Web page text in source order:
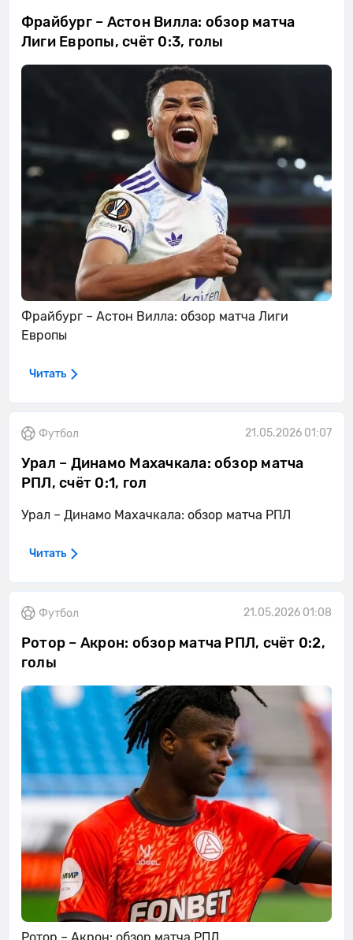
Фрайбург – Астон Вилла: обзор матча
Лиги Европы, счёт 0:3, голы
Фрайбург – Астон Вилла: обзор матча Лиги
Европы
Читать
Футбол 21.05.2026 01:07
Урал – Динамо Махачкала: обзор матча
РПЛ, счёт 0:1, гол
Урал – Динамо Махачкала: обзор матча РПЛ
Читать
Футбол 21.05.2026 01:08
Ротор – Акрон: обзор матча РПЛ, счёт 0:2,
голы